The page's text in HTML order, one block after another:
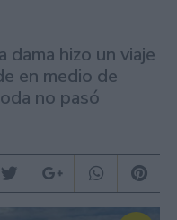
dama hizo un viaje
en medio de
no pasó